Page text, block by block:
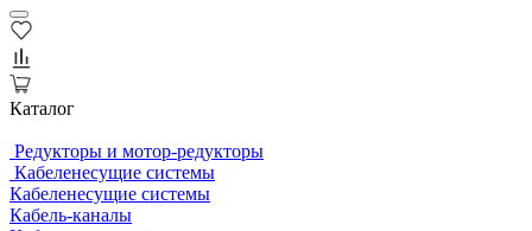
Каталог
Редукторы и мотор-редукторы
Кабеленесущие системы
Кабеленесущие системы
Кабель-каналы